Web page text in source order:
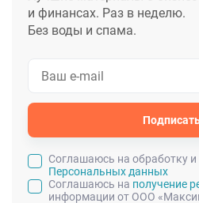
и финансах. Раз в неделю.
Без воды и спама.
Cоглашаюсь на обработку
Персональных данных
Соглашаюсь на получение
информации от ООО